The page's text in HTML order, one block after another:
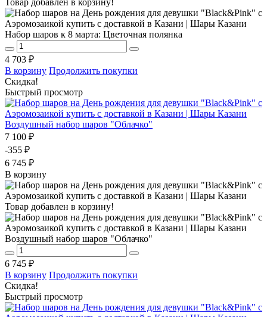
Набор шаров к 8 марта: Цветочная полянка
4 703 ₽
В корзину Продолжить покупки
Скидка!
Быстрый просмотр
Воздушный набор шаров "Облачко"
7 100 ₽
-355 ₽
6 745 ₽
В корзину
Товар добавлен в корзину!
Воздушный набор шаров "Облачко"
6 745 ₽
В корзину Продолжить покупки
Скидка!
Быстрый просмотр